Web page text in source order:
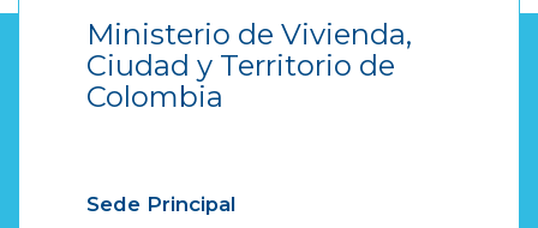
Ministerio de Vivienda,
Ciudad y Territorio de
Colombia
Sede Principal